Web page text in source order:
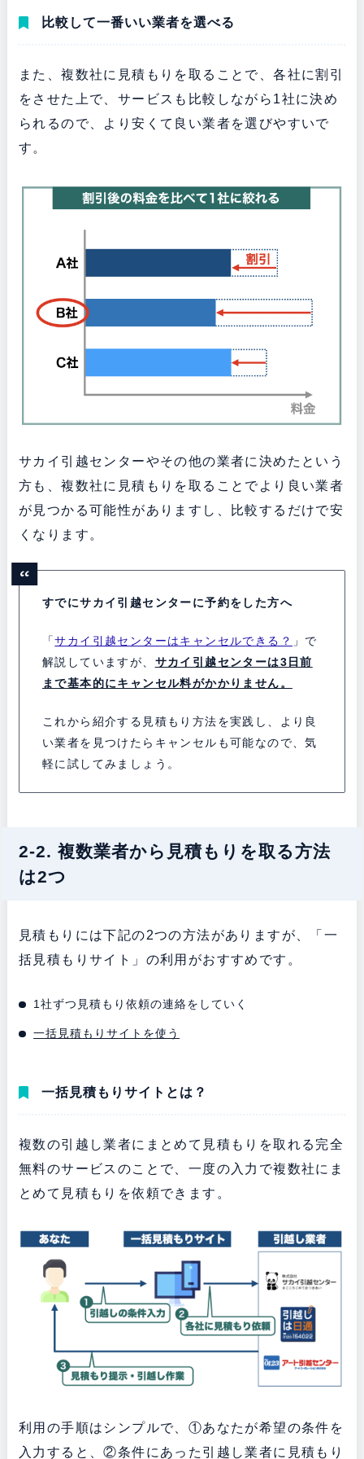
比較して一番いい業者を選べる
また、複数社に見積もりを取ることで、各社に割引
をさせた上で、サービスも比較しながら1社に決め
られるので、より安くて良い業者を選びやすいで
す。
サカイ引越センターやその他の業者に決めたという
方も、複数社に見積もりを取ることでより良い業者
が見つかる可能性がありますし、比較するだけで安
くなります。
すでにサカイ引越センターに予約をした方へ
「サカイ引越センターはキャンセルできる？ 」で
解説していますが、 サカイ引越センターは3日前
まで基本的にキャンセル料がかかりません。
これから紹介する見積もり方法を実践し、より良
い業者を見つけたらキャンセルも可能なので、気
軽に試してみましょう。
2-2. 複数業者から見積もりを取る方法
は2つ
見積もりには下記の2つの方法がありますが、「一
括見積もりサイト」の利用がおすすめです。
1社ずつ見積もり依頼の連絡をしていく
一括見積もりサイトを使う
一括見積もりサイトとは？
複数の引越し業者にまとめて見積もりを取れる完全
無料のサービスのことで、一度の入力で複数社にま
とめて見積もりを依頼できます。
利用の手順はシンプルで、①あなたが希望の条件を
入力すると、②条件にあった引越し業者に見積もり